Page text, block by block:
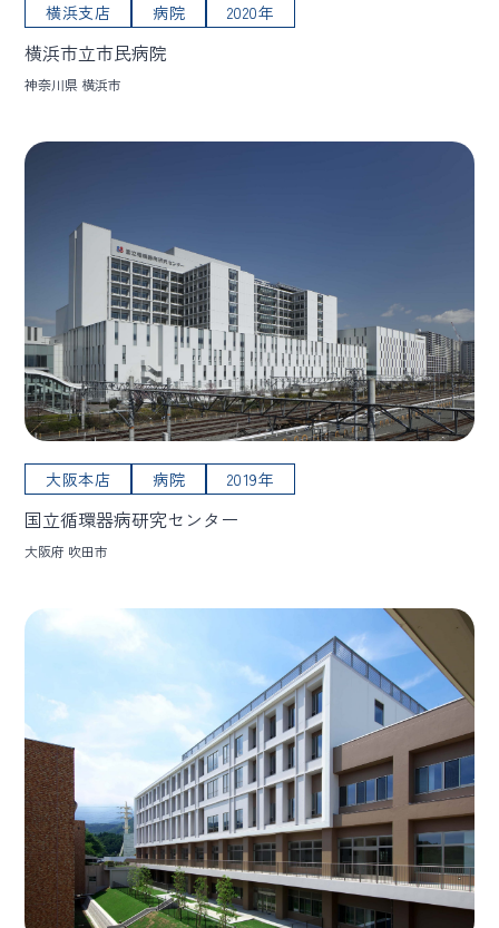
横浜支店 病院 2020年
横浜市立市民病院
神奈川県 横浜市
大阪本店 病院 2019年
国立循環器病研究センター
大阪府 吹田市